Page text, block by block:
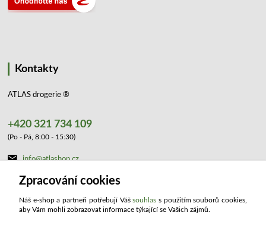
Kontakty
ATLAS drogerie ®
+420 321 734 109
(Po - Pá, 8:00 - 15:30)
info@atlashop.cz
Zpracování cookies
Náš e-shop a partneři potřebují Vášsouhlas s použitím souborů cookies,
aby Vám mohli zobrazovat informace týkající se Vašich zájmů.